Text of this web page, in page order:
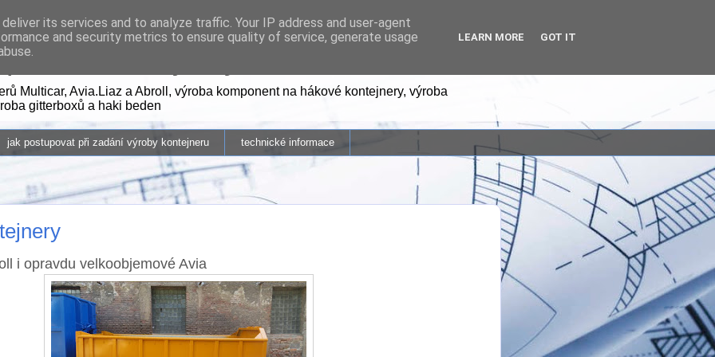
kontejnery
Multicar, Avia.Liaz a Abroll, výroba komponent na hákové kontejnery, výroba
gitterboxů a haki beden
jak postupovat při zadání výroby kontejneru technické informace
i opravdu velkoobjemové Avia
its services and to analyze traffic. Your IP address and user-agent
and security metrics to ensure quality of service, generate usage
LEARN MORE GOT IT